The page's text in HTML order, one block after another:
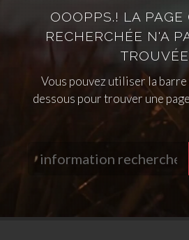
OOOPPS.! LA PAGE
RECHERCHÉE N'A
Vous pouvez utiliser la
dessous pour trouver une